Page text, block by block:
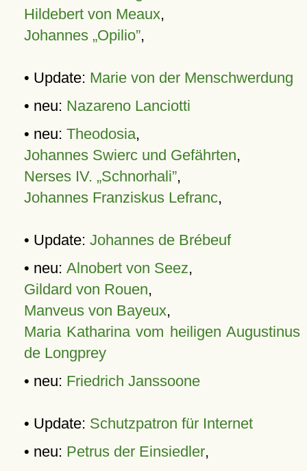
Hildebert von Meaux,
Johannes „Opilio”,
• Update: Marie von der Menschwerdung
• neu: Nazareno Lanciotti
• neu: Theodosia,
Johannes Swierc und Gefährten,
Nerses IV. „Schnorhali”,
Johannes Franziskus Lefranc,
• Update: Johannes de Brébeuf
• neu: Alnobert von Seez,
Gildard von Rouen,
Manveus von Bayeux,
Maria Katharina vom heiligen Augustinus
de Longprey
• neu: Friedrich Janssoone
• Update: Schutzpatron für Internet
• neu: Petrus der Einsiedler,